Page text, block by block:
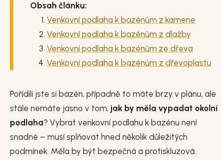
Obsah článku:
Venkovní podlaha k bazénům z kamene
Venkovní podlaha k bazénům z dlažby
Venkovní podlaha k bazénům ze dřeva
Venkovní podlaha k bazénům z dřevoplastu
Pořídili jste si bazén, případně to máte brzy v plánu, ale
stále nemáte jasno v tom, jak by měla vypadat okolní
podlaha? Vybrat venkovní podlahu k bazénu není
snadné – musí splňovat hned několik důležitých
podmínek. Měla by být bezpečná a protiskluzová.